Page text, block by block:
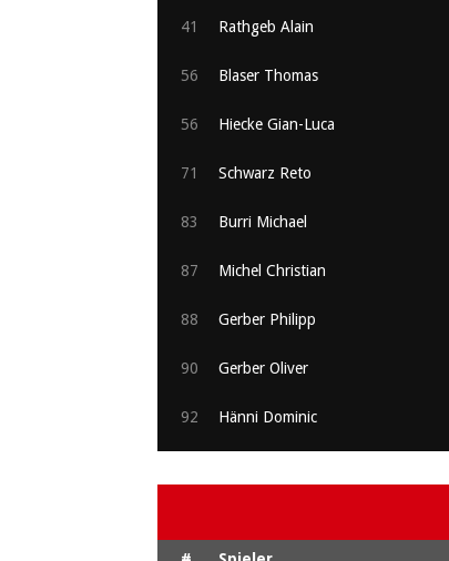
41 Rathgeb Alain
56 Blaser Thomas
56 Hiecke Gian-Luca
71 Schwarz Reto
83 Burri Michael
87 Michel Christian
88 Gerber Philipp
90 Gerber Oliver
92 Hänni Dominic